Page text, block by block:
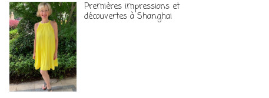
Premières impressions et
découvertes à Shanghai